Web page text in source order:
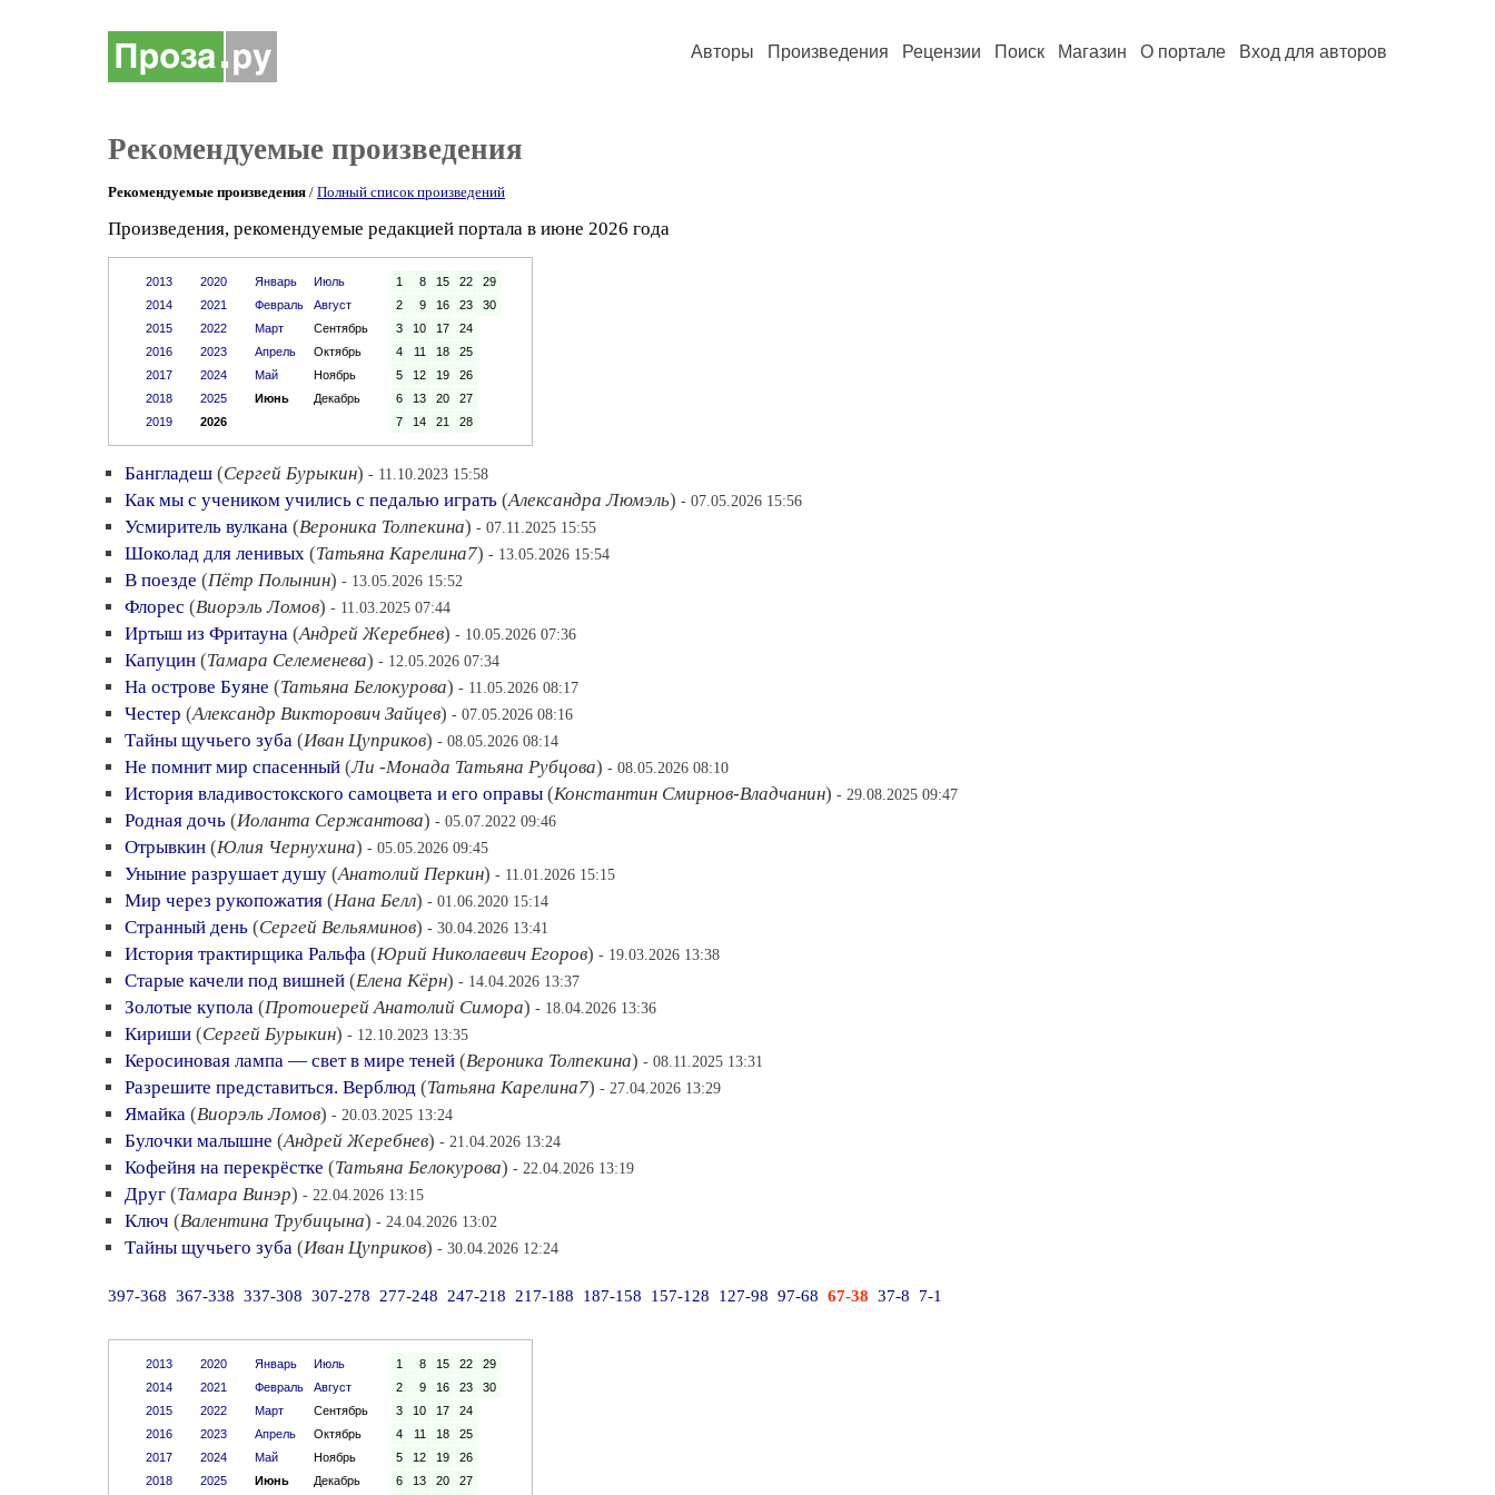
Авторы Произведения Рецензии Поиск Магазин О портале Вход для авторов
Рекомендуемые произведения
Рекомендуемые произведения / Полный список произведений
Произведения, рекомендуемые редакцией портала в июне 2026 года
2013
2014
2015
2016
2017
2018
2019
2020
2021
2022
2023
2024
2025
2026
Январь
Июль
Февраль
Август
Март
Сентябрь
Апрель
Октябрь
Май
Ноябрь
Июнь
Декабрь
1 8 15 22
29
2
9 16 23
30
3
10 17
24
4
11 18
25
5
12 19
26
6
13 20
27
7
14 21 28
Бангладеш (Сергей Бурыкин) - 11.10.2023 15:58
Как мы с учеником учились с педалью играть (Александра Люмэль) - 07.05.2026 15:56
Усмиритель вулкана (Вероника Толпекина) - 07.11.2025 15:55
Шоколад для ленивых (Татьяна Карелина7) - 13.05.2026 15:54
В поезде (Пётр Полынин) - 13.05.2026 15:52
Флорес (Виорэль Ломов) - 11.03.2025 07:44
Иртыш из Фритауна (Андрей Жеребнев) - 10.05.2026 07:36
Капуцин (Тамара Селеменева) - 12.05.2026 07:34
На острове Буяне (Татьяна Белокурова) - 11.05.2026 08:17
Честер (Александр Викторович Зайцев) - 07.05.2026 08:16
Тайны щучьего зуба (Иван Цуприков) - 08.05.2026 08:14
Не помнит мир спасенный (Ли -Монада Татьяна Рубцова) - 08.05.2026 08:10
История владивостокского самоцвета и его оправы (Константин Смирнов-Владчанин) - 29.08.2025 09:47
Родная дочь (Иоланта Сержантова) - 05.07.2022 09:46
Отрывкин (Юлия Чернухина) - 05.05.2026 09:45
Уныние разрушает душу (Анатолий Перкин) - 11.01.2026 15:15
Мир через рукопожатия (Нана Белл) - 01.06.2020 15:14
Странный день (Сергей Вельяминов) - 30.04.2026 13:41
История трактирщика Ральфа (Юрий Николаевич Егоров) - 19.03.2026 13:38
Старые качели под вишней (Елена Кёрн) - 14.04.2026 13:37
Золотые купола (Протоиерей Анатолий Симора) - 18.04.2026 13:36
Кириши (Сергей Бурыкин) - 12.10.2023 13:35
Керосиновая лампа — свет в мире теней (Вероника Толпекина) - 08.11.2025 13:31
Разрешите представиться. Верблюд (Татьяна Карелина7) - 27.04.2026 13:29
Ямайка (Виорэль Ломов) - 20.03.2025 13:24
Булочки малышне (Андрей Жеребнев) - 21.04.2026 13:24
Кофейня на перекрёстке (Татьяна Белокурова) - 22.04.2026 13:19
Друг (Тамара Винэр) - 22.04.2026 13:15
Ключ (Валентина Трубицына) - 24.04.2026 13:02
Тайны щучьего зуба (Иван Цуприков) - 30.04.2026 12:24
397-368 367-338 337-308 307-278 277-248 247-218 217-188 187-158 157-128 127-98 97-68 67-38 37-8 7-1
2013
2014
2015
2016
2017
2018
2020
2021
2022
2023
2024
2025
Январь
Июль
Февраль
Август
Март
Сентябрь
Апрель
Октябрь
Май
Ноябрь
Июнь
Декабрь
1 8 15 22
29
2
9 16 23
30
3
10 17
24
4
11 18
25
5
12 19
26
6
13 20 27